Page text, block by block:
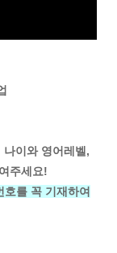
이와 영어레벨,
주세요!
호를 꼭 기재하여